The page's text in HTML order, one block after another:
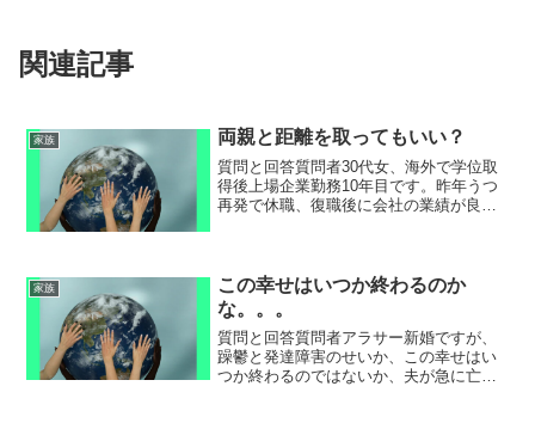
関連記事
家族 両親と距離を取ってもいい？
質問と回答質問者30代女、海外で学位取
得後上場企業勤務10年目です。昨年うつ
再発で休職、復職後に会社の業績が良く
言われ、母も父を擁護...
家族
この幸せはいつか終わるのか
な。。。
質問と回答質問者アラサー新婚ですが、
躁鬱と発達障害のせいか、この幸せはい
つか終わるのではないか、夫が急に亡く